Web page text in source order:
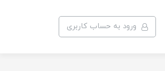
ورود به حساب کاربری